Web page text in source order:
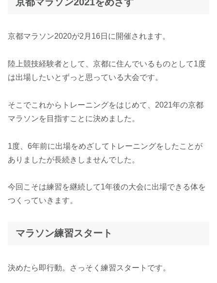
京都マラソン2020が2月16日に開催されます。
陸上競技経験者として、京都に住んでいるものとして1度
は出場したいとずっと思っている大会です。
そこでこれからトレーニングをはじめて、2021年の京都
マラソンを目指すことに決めました。
1度、6年前に出場をめざしてトレーニングをしたことが
ありましたが長続きしませんでした。
今回こそは練習を継続して1年後の大会に出場できる体を
つくっていきます。
マラソン練習スタート
決めたら即行動。さっそく練習スタートです。